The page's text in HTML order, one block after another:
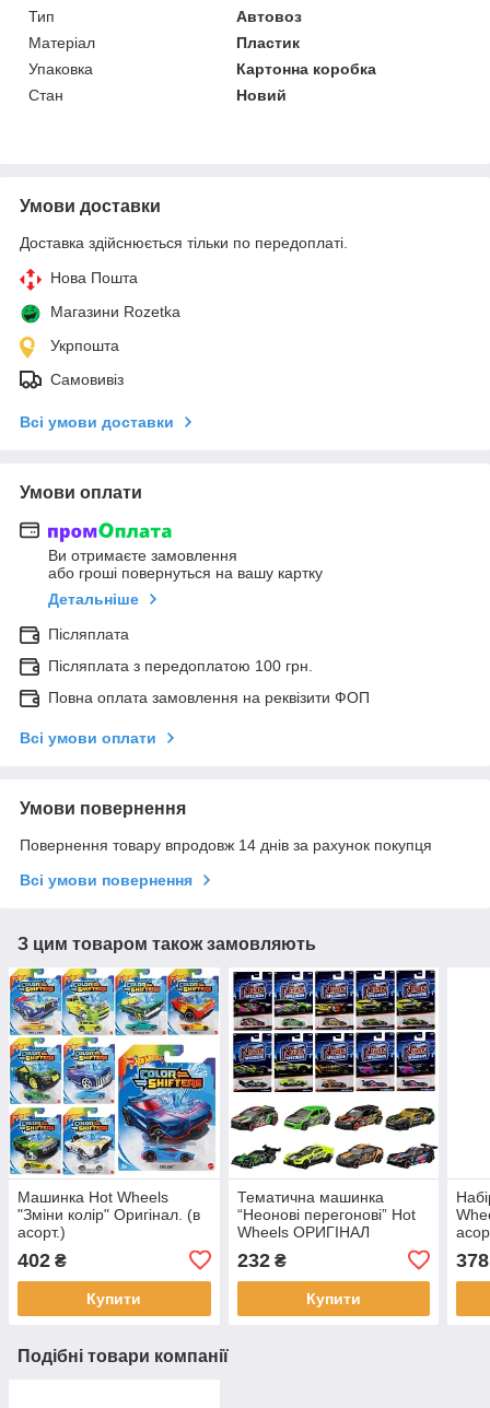
Тип
Автовоз
Матеріал
Пластик
Упаковка
Картонна коробка
Стан
Новий
Умови доставки
Доставка здійснюється тільки по передоплаті.
Нова Пошта
Магазини Rozetka
Укрпошта
Самовивіз
Всі умови доставки
Умови оплати
Ви отримаєте замовлення
або гроші повернуться на вашу картку
Детальніше
Післяплата
Післяплата з передоплатою 100 грн.
Повна оплата замовлення на реквізити ФОП
Всі умови оплати
Умови повернення
Повернення товару впродовж 14 днів за рахунок покупця
Всі умови повернення
З цим товаром також замовляють
Машинка Hot Wheels
"Зміни колір" Оригінал. (в
асорт.)
402 ₴
Купити
Тематична машинка
“Неонові перегонові” Hot
Wheels ОРИГІНАЛ
232₴
Купити
378
Подібні товари компанії